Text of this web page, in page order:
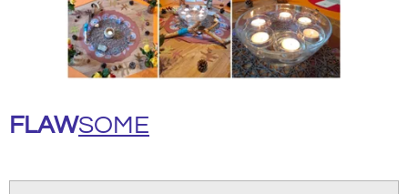
FLAWSOME